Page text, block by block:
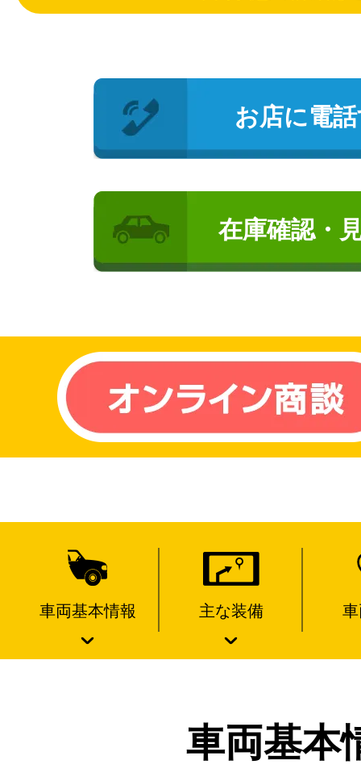
お店に電
在庫確認・
車両基本情報 主な装備
車両基本